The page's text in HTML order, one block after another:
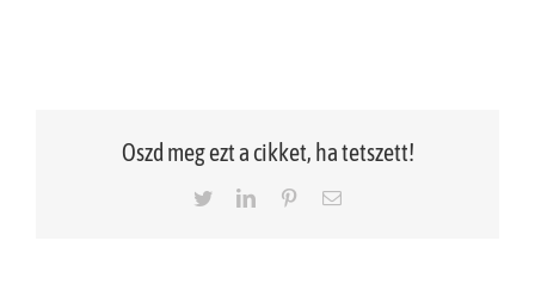
Oszd meg ezt a cikket, ha tetszett!
TwitterLinkedInPinterestEmail